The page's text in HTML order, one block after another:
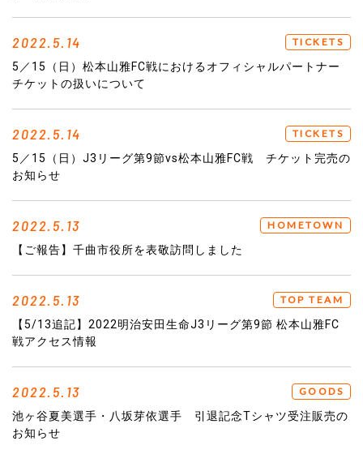
2022.5.14 TICKETS
5／15（日）松本山雅FC戦におけるオフィシャルパートナー
チケットの扱いについて
2022.5.14 TICKETS
5／15（日）J3リーグ第9節vs松本山雅FC戦 チケット完売の
お知らせ
2022.5.13 HOMETOWN
【ご報告】千曲市役所を表敬訪問しました
2022.5.13 TOP TEAM
【5/13追記】2022明治安田生命J3リーグ第9節 松本山雅FC
戦アクセス情報
2022.5.13 GOODS
池ヶ谷夏美選手・八坂芽依選手 引退記念Tシャツ受注販売の
お知らせ